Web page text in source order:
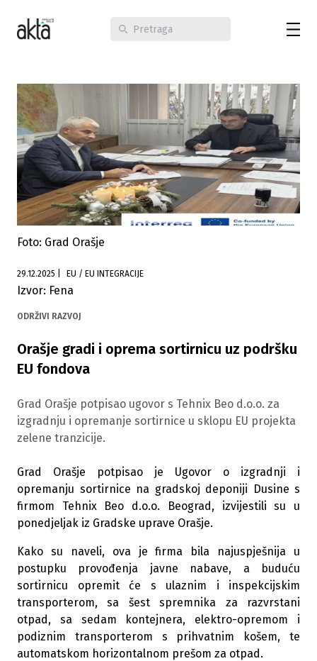
Foto: Grad Orašje
29.12.2025 EU / EU INTEGRACIJE
Izvor: Fena
ODRŽIVI RAZVOJ
Orašje gradi i oprema sortirnicu uz podršku
EU fondova
Grad Orašje potpisao ugovor s Tehnix Beo d.o.o. za
izgradnju i opremanje sortirnice u sklopu EU projekta
zelene tranzicije.
Grad Orašje potpisao je Ugovor o izgradnji i
opremanju sortirnice na gradskoj deponiji Dusine s
firmom Tehnix Beo d.o.o. Beograd, izvijestili su u
ponedjeljak iz Gradske uprave Orašje.
Kako su naveli, ova je firma bila najuspješnija u
postupku provođenja javne nabave, a buduću
sortirnicu opremit će s ulaznim i inspekcijskim
transporterom, sa šest spremnika za razvrstani
otpad, sa sedam kontejnera, elektro-opremom i
podiznim transporterom s prihvatnim košem, te
automatskom horizontalnom prešom za otpad.